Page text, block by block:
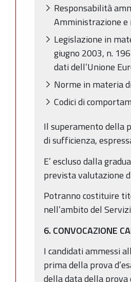
Responsabilità
Amministrazione e
Legislazione in
giugno 2003, n.
dati dell’Unione
Norme in materia
Codici di
Il superamento della
di sufficienza,
E’ escluso dalla
prevista valutazione
Potranno costituire
nell’ambito del
6. CONVOCAZIONE
I candidati ammessi
prima della prova
della data della prova